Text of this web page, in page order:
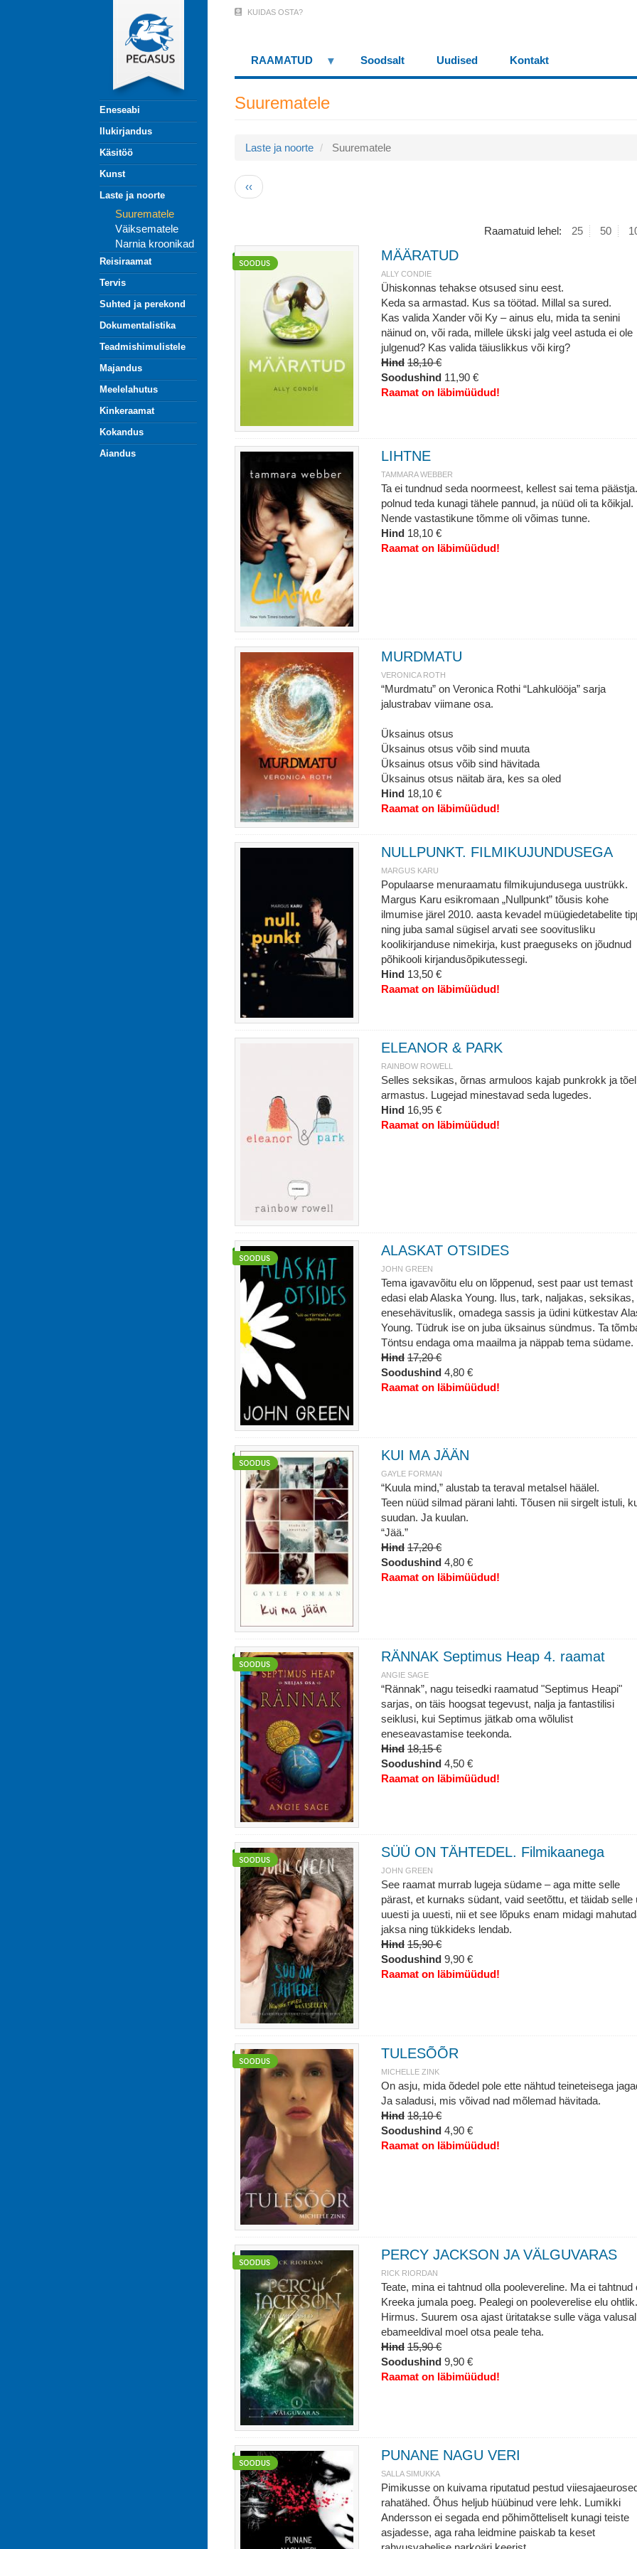
Eneseabi
Ilukirjandus
Käsitöö
Kunst
Laste ja noorte
Suurematele
Väiksematele
Narnia kroonikad
Reisiraamat
Tervis
Suhted ja perekond
Dokumentalistika
Teadmishimulistele
Majandus
Meelelahutus
Kinkeraamat
Kokandus
Aiandus
Menu
(logged
KUIDAS OSTA?
RAAMATUD Soodsalt Uudised Kontakt
Suurematele
Laste ja noorte Suurematele
Pagination
Eelmine
leht
‹‹
Raamatuid lehel: 25 50
MÄÄRATUD
ALLY CONDIE
Ühiskonnas tehakse otsused sinu eest.
Keda sa armastad. Kus sa töötad. Millal sa sured.
Kas valida Xander või Ky – ainus elu, mida ta senini
näinud on, või rada, millele ükski jalg veel astuda ei ole
julgenud? Kas valida täiuslikkus või kirg?
Hind 18,10 €
Soodushind 11,90 €
Raamat on läbimüüdud!
LIHTNE
TAMMARA WEBBER
Ta ei tundnud seda noormeest, kellest sai tema
polnud teda kunagi tähele pannud, ja nüüd oli ta kõikjal.
Nende vastastikune tõmme oli võimas tunne.
Hind 18,10 €
Raamat on läbimüüdud!
MURDMATU
VERONICA ROTH
“Murdmatu” on Veronica Rothi “Lahkulööja” sarja
jalustrabav viimane osa.
Üksainus otsus
Üksainus otsus võib sind muuta
Üksainus otsus võib sind hävitada
Üksainus otsus näitab ära, kes sa oled
Hind 18,10 €
Raamat on läbimüüdud!
NULLPUNKT. FILMIKUJUNDUSEGA
MARGUS KARU
Populaarse menuraamatu filmikujundusega uustrükk.
Margus Karu esikromaan „Nullpunkt” tõusis kohe
ilmumise järel 2010. aasta kevadel müügiedetabelite
ning juba samal sügisel arvati see soovitusliku
koolikirjanduse nimekirja, kust praeguseks on jõudnud
põhikooli kirjandusõpikutessegi.
Hind 13,50 €
Raamat on läbimüüdud!
ELEANOR & PARK
RAINBOW ROWELL
Selles seksikas, õrnas armuloos kajab punkrokk ja
armastus. Lugejad minestavad seda lugedes.
Hind 16,95 €
Raamat on läbimüüdud!
ALASKAT OTSIDES
JOHN GREEN
Tema igavavõitu elu on lõppenud, sest paar ust temast
edasi elab Alaska Young. Ilus, tark, naljakas, seksikas,
enesehävituslik, omadega sassis ja üdini kütkestav
Young. Tüdruk ise on juba üksainus sündmus. Ta
Töntsu endaga oma maailma ja näppab tema südame.
Hind 17,20 €
Soodushind 4,80 €
Raamat on läbimüüdud!
KUI MA JÄÄN
GAYLE FORMAN
“Kuula mind,” alustab ta teraval metalsel häälel.
Teen nüüd silmad pärani lahti. Tõusen nii sirgelt istuli,
suudan. Ja kuulan.
“Jää.”
Hind 17,20 €
Soodushind 4,80 €
Raamat on läbimüüdud!
RÄNNAK Septimus Heap 4. raamat
ANGIE SAGE
“Rännak”, nagu teisedki raamatud "Septimus Heapi"
sarjas, on täis hoogsat tegevust, nalja ja fantastilisi
seiklusi, kui Septimus jätkab oma wõlulist
eneseavastamise teekonda.
Hind 18,15 €
Soodushind 4,50 €
Raamat on läbimüüdud!
SÜÜ ON TÄHTEDEL. Filmikaanega
JOHN GREEN
See raamat murrab lugeja südame – aga mitte selle
pärast, et kurnaks südant, vaid seetõttu, et täidab selle
uuesti ja uuesti, nii et see lõpuks enam midagi
jaksa ning tükkideks lendab.
Hind 15,90 €
Soodushind 9,90 €
Raamat on läbimüüdud!
TULESÕÕR
MICHELLE ZINK
On asju, mida õdedel pole ette nähtud teineteisega
Ja saladusi, mis võivad nad mõlemad hävitada.
Hind 18,10 €
Soodushind 4,90 €
Raamat on läbimüüdud!
PERCY JACKSON JA VÄLGUVARAS
RICK RIORDAN
Teate, mina ei tahtnud olla poolevereline. Ma ei tahtnud
Kreeka jumala poeg. Pealegi on pooleverelise elu ohtlik.
Hirmus. Suurem osa ajast üritatakse sulle väga
ebameeldival moel otsa peale teha.
Hind 15,90 €
Soodushind 9,90 €
Raamat on läbimüüdud!
PUNANE NAGU VERI
SALLA SIMUKKA
Pimikusse on kuivama riputatud pestud
rahatähed. Õhus heljub hüübinud vere lehk. Lumikki
Andersson ei segada end põhimõtteliselt kunagi teiste
asjadesse, aga raha leidmine paiskab ta keset